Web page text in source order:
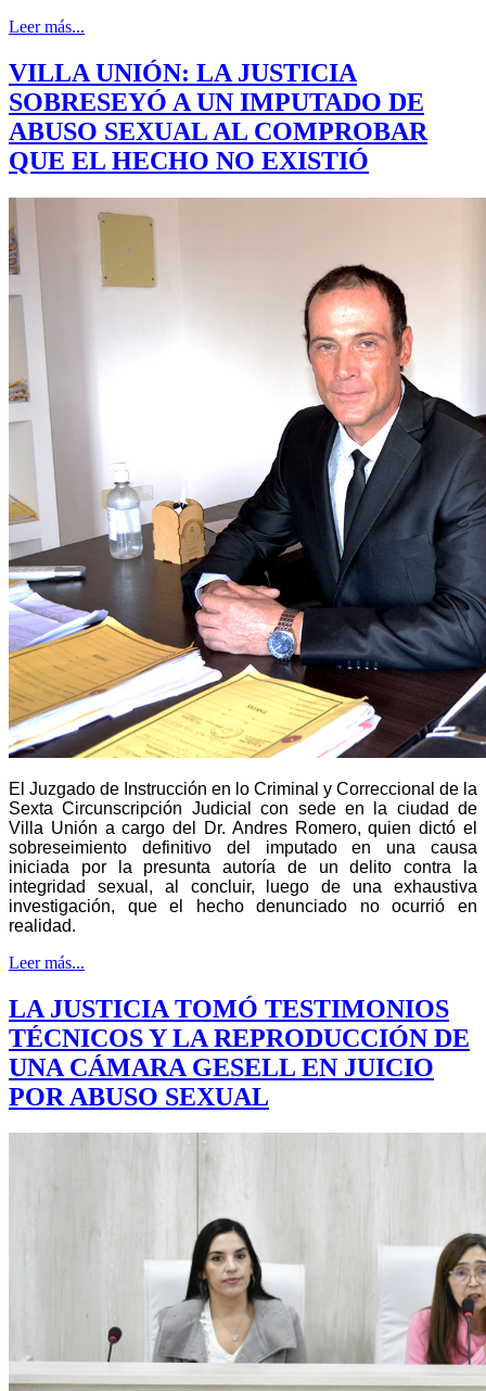
Leer más...
VILLA UNIÓN: LA JUSTICIA
SOBRESEYÓ A UN IMPUTADO DE
ABUSO SEXUAL AL COMPROBAR
QUE EL HECHO NO EXISTIÓ
El Juzgado de Instrucción en lo Criminal y Correccional de la
Sexta Circunscripción Judicial con sede en la ciudad de
Villa Unión a cargo del Dr. Andres Romero, quien dictó el
sobreseimiento definitivo del imputado en una causa
iniciada por la presunta autoría de un delito contra la
integridad sexual, al concluir, luego de una exhaustiva
investigación, que el hecho denunciado no ocurrió en
realidad.
Leer más...
LA JUSTICIA TOMÓ TESTIMONIOS
TÉCNICOS Y LA REPRODUCCIÓN DE
UNA CÁMARA GESELL EN JUICIO
POR ABUSO SEXUAL